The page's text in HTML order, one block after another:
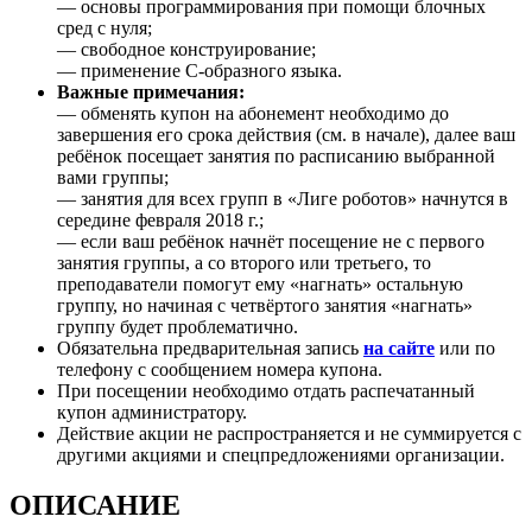
— основы программирования при помощи блочных
сред с нуля;
— свободное конструирование;
— применение C-образного языка.
Важные примечания:
— обменять купон на абонемент необходимо до
завершения его срока действия (см. в начале), далее ваш
ребёнок посещает занятия по расписанию выбранной
вами группы;
— занятия для всех групп в «Лиге роботов» начнутся в
середине февраля 2018 г.;
— если ваш ребёнок начнёт посещение не с первого
занятия группы, а со второго или третьего, то
преподаватели помогут ему «нагнать» остальную
группу, но начиная с четвёртого занятия «нагнать»
группу будет проблематично.
Обязательна предварительная запись на сайте или по
телефону с сообщением номера купона.
При посещении необходимо отдать распечатанный
купон администратору.
Действие акции не распространяется и не суммируется с
другими акциями и спецпредложениями организации.
ОПИСАНИЕ